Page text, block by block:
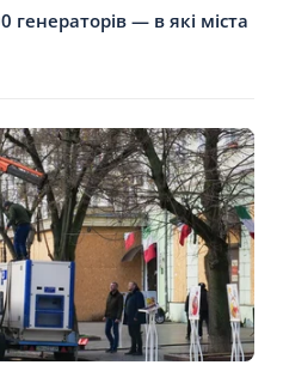
— в які міста